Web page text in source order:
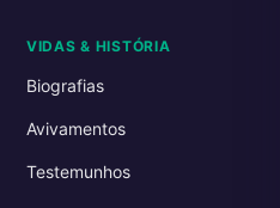
VIDAS & HISTÓRIA
Biografias
Avivamentos
Testemunhos